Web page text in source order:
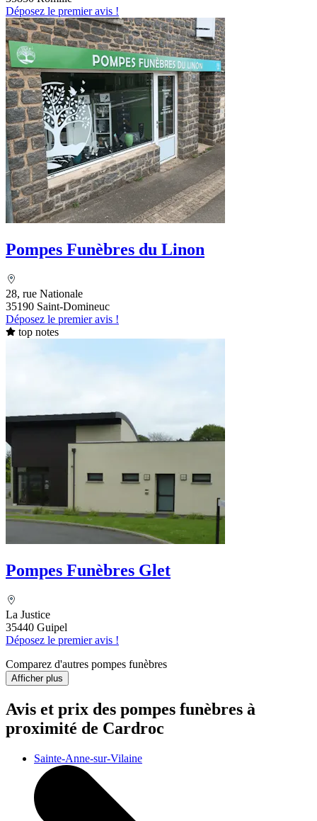
Déposez le premier avis !
Pompes Funèbres du Linon
28, rue Nationale
35190 Saint-Domineuc
Déposez le premier avis !
top notes
Pompes Funèbres Glet
La Justice
35440 Guipel
Déposez le premier avis !
Comparez d'autres pompes funèbres
Afficher plus
Avis et prix des pompes funèbres à
proximité de Cardroc
Sainte-Anne-sur-Vilaine